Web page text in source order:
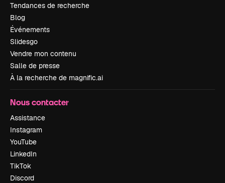
Tendances de recherche
Blog
Événements
Slidesgo
Vendre mon contenu
Salle de presse
À la recherche de magnific.ai
Nous contacter
Assistance
Instagram
YouTube
LinkedIn
TikTok
Discord